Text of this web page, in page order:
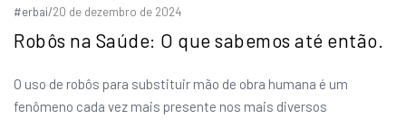
#erbai/20 de dezembro de 2024
Robôs na Saúde: O que sabemos até então.
O uso de robôs para substituir mão de obra humana é um
fenômeno cada vez mais presente nos mais diversos